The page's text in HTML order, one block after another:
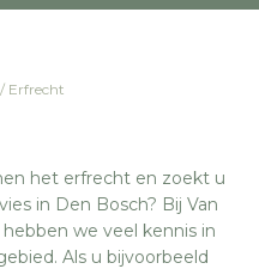
/ Erfrecht
het erfrecht en zoekt u
in Den Bosch? Bij Van
we veel kennis in
Als u bijvoorbeeld